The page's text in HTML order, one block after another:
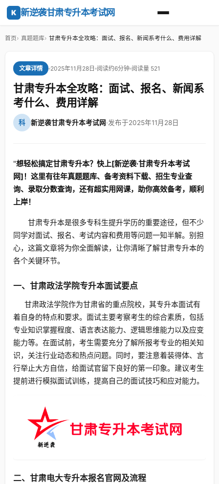
K 新逆袭甘肃专升本考试网
首页 真题题库 甘肃专升本全攻略：面试、报名、新闻系考什么、费用详解
文章详情 2025年11月28日 阅读约6分钟 阅读量 521
甘肃专升本全攻略：面试、报名、新闻系
考什么、费用详解
科 新逆袭甘肃专升本考试网·发布于2025年11月28日
"想轻松搞定甘肃专升本？快上[新逆袭·甘肃专升本考试
网]！这里有往年真题题库、备考资料下载、招生专业查
询、录取分数查询，还有超实用网课，助你高效备考，顺利
上岸！
甘肃专升本是很多专科生提升学历的重要途径，但不少
同学对面试、报名、考试内容和费用等问题一知半解。别担
心，这篇文章将为你全面解读，让你清晰了解甘肃专升本的
各个关键环节。
一、甘肃政法学院专升本面试要点
甘肃政法学院作为甘肃省的重点院校，其专升本面试有
着自身的特点和要求。面试主要考察考生的综合素质，包括
专业知识掌握程度、语言表达能力、逻辑思维能力以及应变
能力等。在面试前，考生需要充分了解所报考专业的相关知
识，关注行业动态和热点问题。同时，要注意着装得体、言
行举止大方自信，给面试官留下良好的第一印象。建议考生
提前进行模拟面试训练，提高自己的面试技巧和应对能力。
二、甘肃电大专升本报名官网及流程